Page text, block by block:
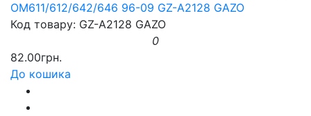
OM611/612/642/646 96-09 GZ-A2128 GAZO
Код товару: GZ-A2128 GAZO
0
82.00грн.
До кошика